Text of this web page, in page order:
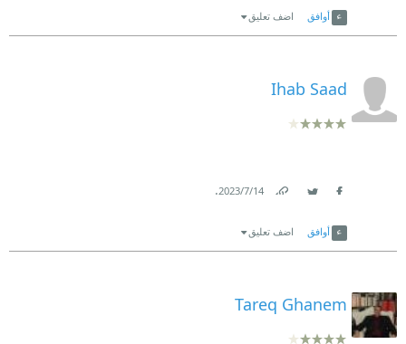
أوافق اضف تعليق
Ihab Saad
14‏/7‏/2023
.
أوافق اضف تعليق
Tareq Ghanem